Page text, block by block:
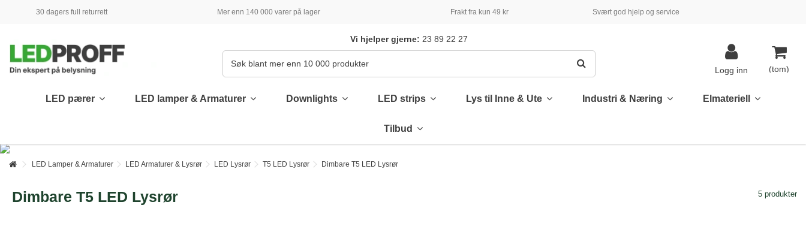
30 dagers full returrett Mer enn 140 000 varer på lager Frakt fra kun 49 kr Svært god hjelp og service
Vi hjelper gjerne: 23 89 22 27
(tom)
Logg inn
LED pærer LED lamper & Armaturer Downlights LED strips Lys til Inne & Ute Industri & Næring Elmateriell
Tilbud
LED Lamper & Armaturer LED Armaturer & Lysrør LED Lysrør T5 LED Lysrør Dimbare T5 LED Lysrør
Dimbare T5 LED Lysrør 5 produkter